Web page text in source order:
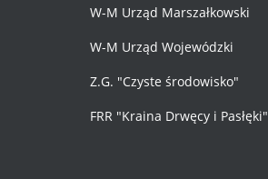
W-M Urząd Marszałkowski
W-M Urząd Wojewódzki
Z.G. "Czyste środowisko"
FRR "Kraina Drwęcy i Pasłęki"